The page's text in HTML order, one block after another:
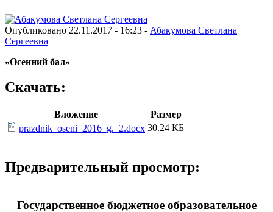
Опубликовано 22.11.2017 - 16:23 - Абакумова Светлана
Сергеевна
«Осенний бал»
Скачать:
Вложение
Размер
prazdnik_oseni_2016_g._2.docx 30.24 КБ
Предварительный просмотр:
Государственное бюджетное образовательное